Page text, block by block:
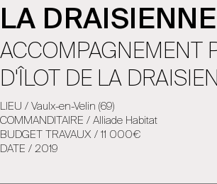
LA DRAISIENNE
ACCOMPAGNEMENT
D'ÎLOT DE LA
LIEU / Vaulx-en-Velin (69)
COMMANDITAIRE / Alliade Habitat
BUDGET TRAVAUX / 11 000€
DATE / 2019